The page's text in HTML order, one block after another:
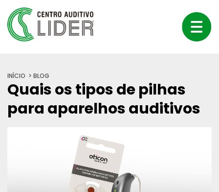
INÍCIO BLOG
Quais os tipos de pilhas
para aparelhos auditivos